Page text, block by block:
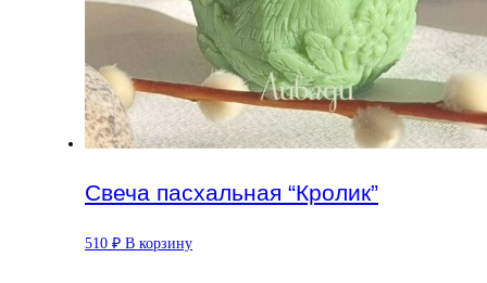
Свеча пасхальная “Кролик”
510 ₽ В корзину